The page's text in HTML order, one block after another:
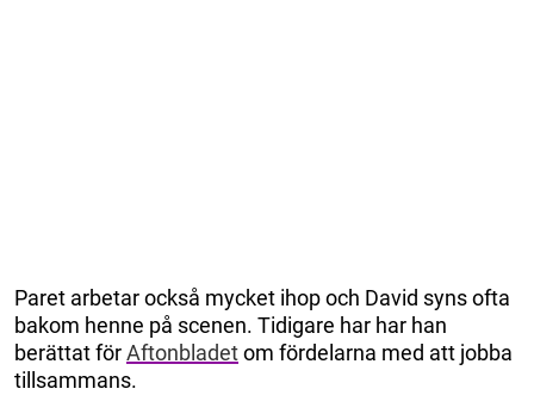
Paret arbetar också mycket ihop och David syns ofta
bakom henne på scenen. Tidigare har har han
berättat förAftonbladetom fördelarna med att jobba
tillsammans.